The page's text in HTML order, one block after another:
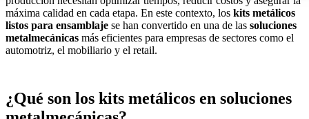
máxima calidad en cada etapa. En este contexto, los kits metálicos
listos para ensamblaje se han convertido en una de las soluciones
metalmecánicas más eficientes para empresas de sectores como el
automotriz, el mobiliario y el retail.
¿Qué son los kits metálicos en soluciones